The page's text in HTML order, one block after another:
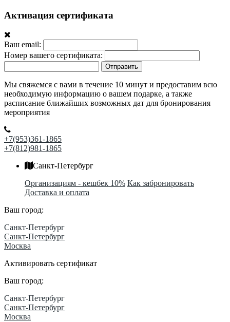
Активация сертификата
Ваш email:
Номер вашего сертификата:
Отправить
Мы свяжемся с вами в течение 10 минут и предоставим всю
необходимую информацию о вашем подарке, а также
расписание ближайших возможных дат для бронирования
мероприятия
+7(953)361-1865
+7(812)981-1865
Санкт-Петербург
Организациям - кешбек 10% Как забронировать
Доставка и оплата
Ваш город:
Санкт-Петербург
Санкт-Петербург
Москва
Активировать сертификат
Ваш город:
Санкт-Петербург
Санкт-Петербург
Москва